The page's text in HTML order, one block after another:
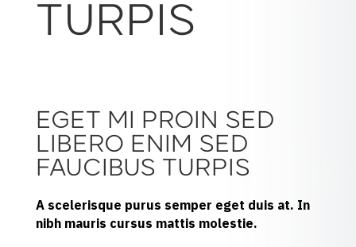
TURPIS
EGET MI PROIN SED
LIBERO ENIM SED
FAUCIBUS TURPIS
A scelerisque purus semper eget duis at. In
nibh mauris cursus mattis molestie.